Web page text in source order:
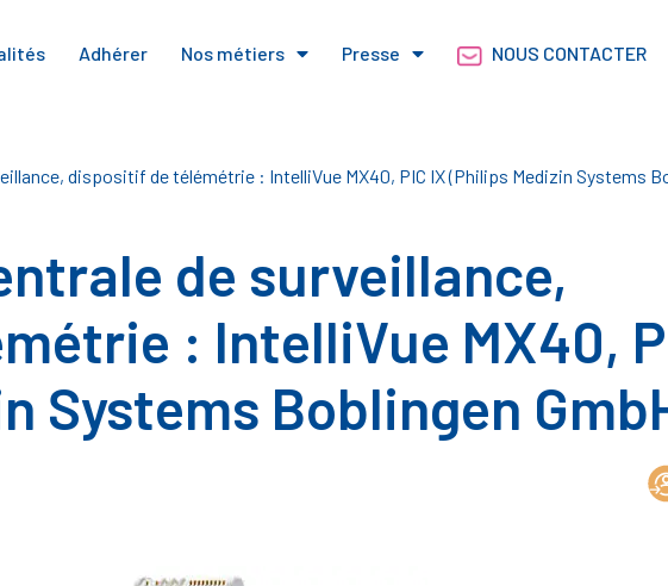
Adhérer Nos métiers Presse NOUS CONTACTER
dispositif de télémétrie : IntelliVue MX40, PIC IX (Philips Medizin Systems
de surveillance,
: IntelliVue MX40,
Systems Boblingen